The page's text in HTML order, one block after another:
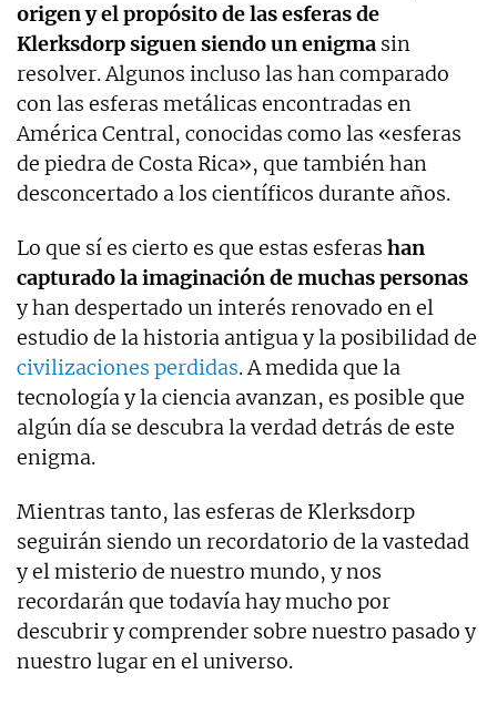
origen y el propósito de las esferas de
Klerksdorp siguen siendo un enigma sin
resolver. Algunos incluso las han comparado
con las esferas metálicas encontradas en
América Central, conocidas como las «esferas
de piedra de Costa Rica», que también han
desconcertado a los científicos durante años.
Lo que sí es cierto es que estas esferas han
capturado la imaginación de muchas personas
y han despertado un interés renovado en el
estudio de la historia antigua y la posibilidad de
civilizaciones perdidas. A medida que la
tecnología y la ciencia avanzan, es posible que
algún día se descubra la verdad detrás de este
enigma.
Mientras tanto, las esferas de Klerksdorp
seguirán siendo un recordatorio de la vastedad
y el misterio de nuestro mundo, y nos
recordarán que todavía hay mucho por
descubrir y comprender sobre nuestro pasado y
nuestro lugar en el universo.